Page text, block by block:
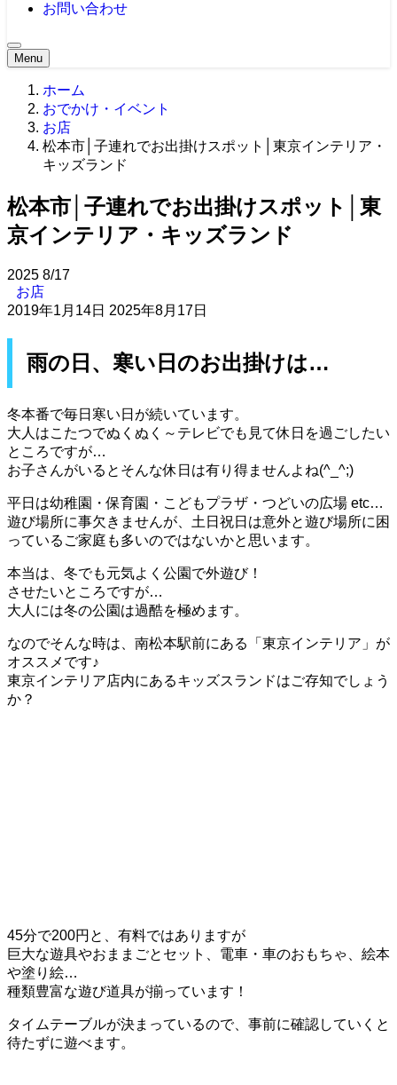
お問い合わせ
Menu
ホーム
おでかけ・イベント
お店
松本市│子連れでお出掛けスポット│東京インテリア・
キッズランド
松本市│子連れでお出掛けスポット│東
京インテリア・キッズランド
2025 8/17
お店
2019年1月14日 2025年8月17日
雨の日、寒い日のお出掛けは…
冬本番で毎日寒い日が続いています。
大人はこたつでぬくぬく～テレビでも見て休日を過ごしたい
ところですが…
お子さんがいるとそんな休日は有り得ませんよね(^_^;)
平日は幼稚園・保育園・こどもプラザ・つどいの広場 etc…
遊び場所に事欠きませんが、土日祝日は意外と遊び場所に困
っているご家庭も多いのではないかと思います。
本当は、冬でも元気よく公園で外遊び！
させたいところですが…
大人には冬の公園は過酷を極めます。
なのでそんな時は、南松本駅前にある「東京インテリア」が
オススメです♪
東京インテリア店内にあるキッズスランドはご存知でしょう
か？
45分で200円と、有料ではありますが
巨大な遊具やおままごとセット、電車・車のおもちゃ、絵本
や塗り絵…
種類豊富な遊び道具が揃っています！
タイムテーブルが決まっているので、事前に確認していくと
待たずに遊べます。